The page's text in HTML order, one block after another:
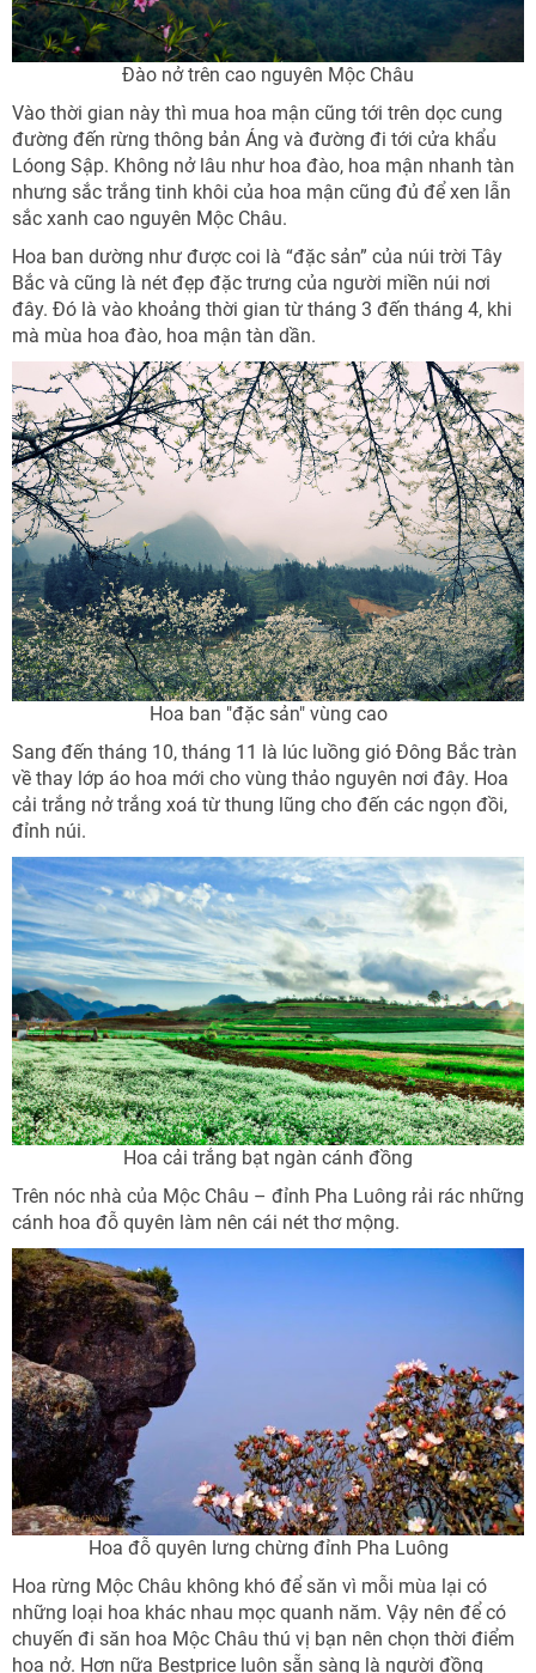
Đào nở trên cao nguyên Mộc Châu
Vào thời gian này thì mua hoa mận cũng tới trên dọc cung
đường đến rừng thông bản Áng và đường đi tới cửa khẩu
Lóong Sập. Không nở lâu như hoa đào, hoa mận nhanh tàn
nhưng sắc trắng tinh khôi của hoa mận cũng đủ để xen lẫn
sắc xanh cao nguyên Mộc Châu.
Hoa ban dường như được coi là “đặc sản” của núi trời Tây
Bắc và cũng là nét đẹp đặc trưng của người miền núi nơi
đây. Đó là vào khoảng thời gian từ tháng 3 đến tháng 4, khi
mà mùa hoa đào, hoa mận tàn dần.
Hoa ban "đặc sản" vùng cao
Sang đến tháng 10, tháng 11 là lúc luồng gió Đông Bắc tràn
về thay lớp áo hoa mới cho vùng thảo nguyên nơi đây. Hoa
cải trắng nở trắng xoá từ thung lũng cho đến các ngọn đồi,
đỉnh núi.
Hoa cải trắng bạt ngàn cánh đồng
Trên nóc nhà của Mộc Châu – đỉnh Pha Luông rải rác những
cánh hoa đỗ quyên làm nên cái nét thơ mộng.
Hoa đỗ quyên lưng chừng đỉnh Pha Luông
Hoa rừng Mộc Châu không khó để săn vì mỗi mùa lại có
những loại hoa khác nhau mọc quanh năm. Vậy nên để có
chuyến đi săn hoa Mộc Châu thú vị bạn nên chọn thời điểm
hoa nở. Hơn nữa Bestprice luôn sẵn sàng là người đồng